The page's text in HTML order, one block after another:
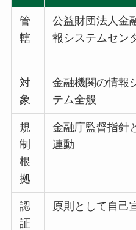
管
轄
公益財団法人金
報システムセン
対
象
金融機関の情報
テム全般
規
制
根
拠
金融庁監督指針
連動
認
証
原則として自己